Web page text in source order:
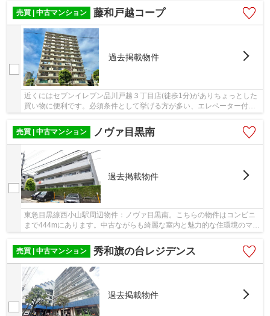
売買 | 中古マンション
藤和戸越コープ
過去掲載物件
近くにはセブンイレブン品川戸越３丁目店(徒歩1分)がありちょっとした
買い物に便利です。必須条件として挙げる方が多い、エレベーター付き
売買 | 中古マンション
ノヴァ目黒南
過去掲載物件
東急目黒線西小山駅周辺物件：ノヴァ目黒南。こちらの物件はコンビニ
まで444mにあります。中古ながらも綺麗な室内と魅力的な住環境のマン
売買 | 中古マンション
秀和旗の台レジデンス
過去掲載物件